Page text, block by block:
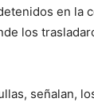
en la
los
señalan,